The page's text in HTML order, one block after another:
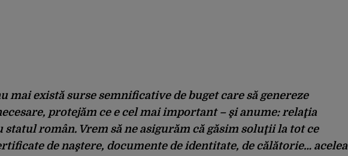
mai există surse semnificative de buget care să genereze
protejăm ce e cel mai important – şi anume: relaţia
român. Vrem să ne asigurăm că găsim soluţii la tot ce
de naştere, documente de identitate, de călătorie… acelea